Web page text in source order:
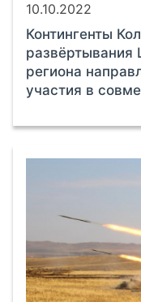
10.10.2022
Контингенты
развёртывания
региона
участия в